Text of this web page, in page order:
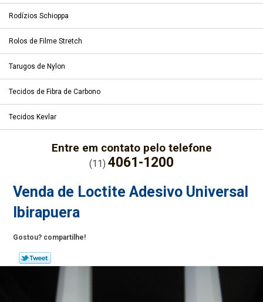
Rodízios Schioppa
Rolos de Filme Stretch
Tarugos de Nylon
Tecidos de Fibra de Carbono
Tecidos Kevlar
Entre em contato pelo telefone
(11) 4061-1200
Venda de Loctite Adesivo Universal
Ibirapuera
Gostou? compartilhe!